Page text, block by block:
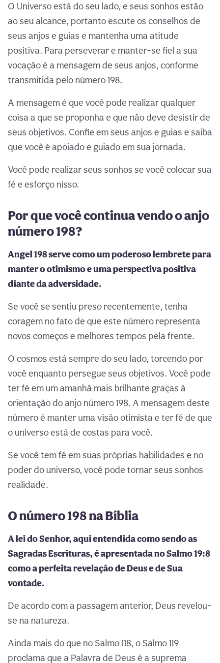
O Universo está do seu lado, e seus sonhos estão
ao seu alcance, portanto escute os conselhos de
seus anjos e guias e mantenha uma atitude
positiva. Para perseverar e manter-se fiel a sua
vocação é a mensagem de seus anjos, conforme
transmitida pelo número 198.
A mensagem é que você pode realizar qualquer
coisa a que se proponha e que não deve desistir de
seus objetivos. Confie em seus anjos e guias e saiba
que você é apoiado e guiado em sua jornada.
Você pode realizar seus sonhos se você colocar sua
fé e esforço nisso.
Por que você continua vendo o anjo
número 198?
Angel 198 serve como um poderoso lembrete para
manter o otimismo e uma perspectiva positiva
diante da adversidade.
Se você se sentiu preso recentemente, tenha
coragem no fato de que este número representa
novos começos e melhores tempos pela frente.
O cosmos está sempre do seu lado, torcendo por
você enquanto persegue seus objetivos. Você pode
ter fé em um amanhã mais brilhante graças à
orientação do anjo número 198. A mensagem deste
número é manter uma visão otimista e ter fé de que
o universo está de costas para você.
Se você tem fé em suas próprias habilidades e no
poder do universo, você pode tornar seus sonhos
realidade.
O número 198 na Bíblia
A lei do Senhor, aqui entendida como sendo as
Sagradas Escrituras, é apresentada no Salmo 19:8
como a perfeita revelação de Deus e de Sua
vontade.
De acordo com a passagem anterior, Deus revelou-
se na natureza.
Ainda mais do que no Salmo 118, o Salmo 119
proclama que a Palavra de Deus é a suprema